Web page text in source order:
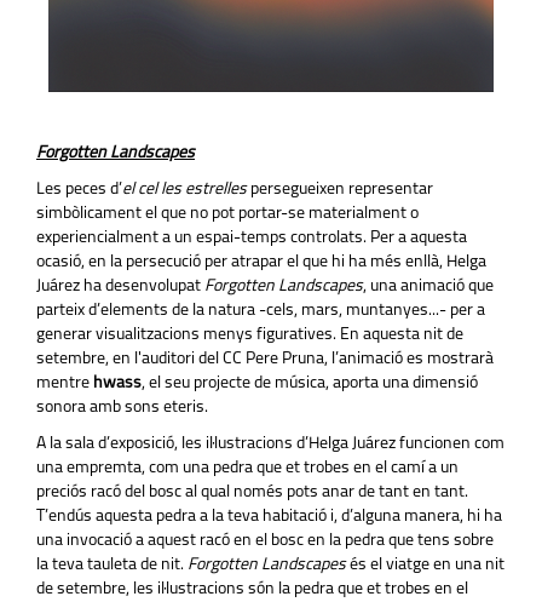
Forgotten Landscapes
Les peces d’el cel les estrellespersegueixen representar
simbòlicament el que no pot portar-se materialment o
experiencialment a un espai-temps controlats. Per a aquesta
ocasió, en la persecució per atrapar el que hi ha més enllà, Helga
Juárez ha desenvolupat Forgotten Landscapes, una animació que
parteix d’elements de la natura -cels, mars, muntanyes...- per a
generar visualitzacions menys figuratives. En aquesta nit de
setembre, en l'auditori del CC Pere Pruna, l’animació es mostrarà
mentre hwass, el seu projecte de música, aporta una dimensió
sonora amb sons eteris.
A la sala d’exposició, les il·lustracions d’Helga Juárez funcionen com
una empremta, com una pedra que et trobes en el camí a un
preciós racó del bosc al qual només pots anar de tant en tant.
T’endús aquesta pedra a la teva habitació i, d’alguna manera, hi ha
una invocació a aquest racó en el bosc en la pedra que tens sobre
la teva tauleta de nit. Forgotten Landscapesés el viatge en una nit
de setembre, les il·lustracions són la pedra que et trobes en el